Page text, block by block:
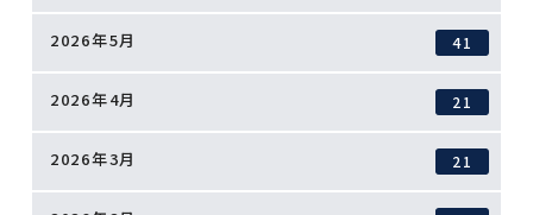
2026年5月 41
2026年4月 21
2026年3月 21